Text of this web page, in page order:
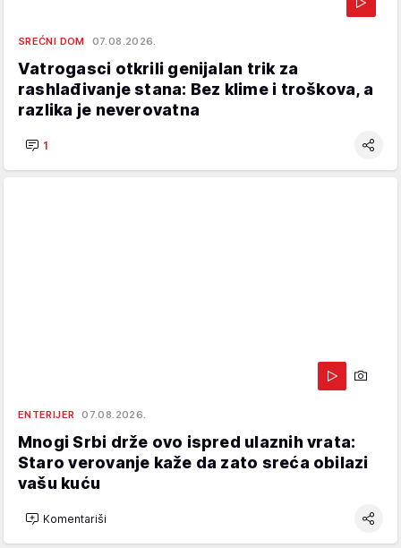
SREĆNI DOM 07.08.2026.
Vatrogasci otkrili genijalan trik za
rashlađivanje stana: Bez klime i troškova, a
razlika je neverovatna
1
ENTERIJER 07.08.2026.
Mnogi Srbi drže ovo ispred ulaznih vrata:
Staro verovanje kaže da zato sreća obilazi
vašu kuću
Komentariši